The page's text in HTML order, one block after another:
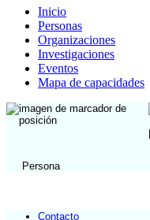
Inicio
Personas
Organizaciones
Investigaciones
Eventos
Mapa de capacidades
Persona
Contacto